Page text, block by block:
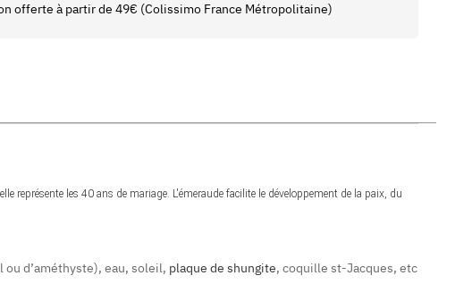
offerte à partir de 49€ (Colissimo France Métropolitaine)
représente les 40 ans de mariage. L'émeraude facilite le développement de la paix, du
ou d’améthyste), eau, soleil, plaque de shungite, coquille st-Jacques, etc